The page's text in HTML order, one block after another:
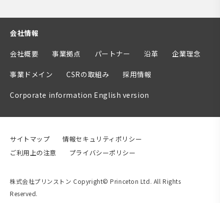
会社情報
会社概要 事業拠点 パートナー 沿革 企業理念
事業ドメイン CSRの取組み 採用情報
Corporate information English version
サイトマップ
情報セキュリティポリシー
ご利用上の注意
プライバシーポリシー
株式会社プリンストン Copyright© Princeton Ltd. All Rights
Reserved.